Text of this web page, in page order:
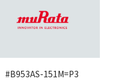
#B953AS-151M=P3